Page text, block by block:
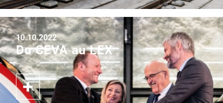
10.10.2022
Du CEVA au LEX